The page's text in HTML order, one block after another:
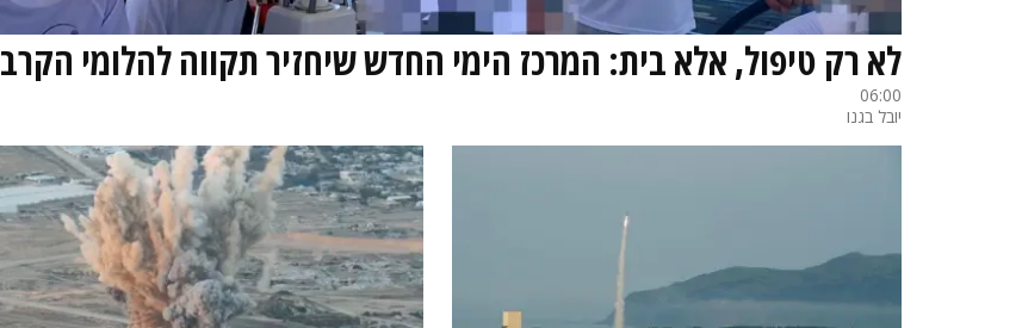
לא רק טיפול, אלא בית: המרכז הימי החדש שיחזיר תקווה להלומי הקרב
06:00
יובל בגנו